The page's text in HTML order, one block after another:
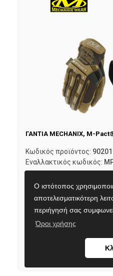
Ο ιστότοπος
αποτελεσματικότερη
περιήγησή σας
Όροι χρήσης
ΓΑΝΤΙΑ MECHANIX, M-
Κωδικός προϊόντος:
Εναλλακτικός κωδικός:
Τιμή με ΦΠΑ:42,50€
Σε απόθεμα
Διαθέσιμο και στο
Προσθήκη